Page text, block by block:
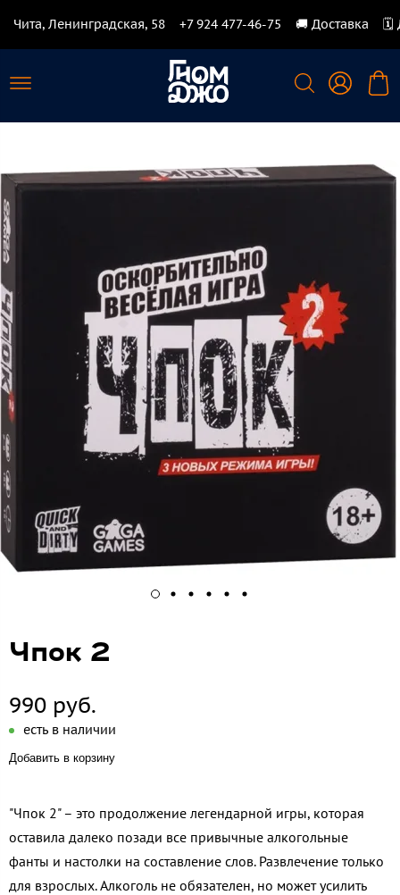
Чита, Ленинградская, 58 +7 924 477-46-75 🚚 Доставка 🗓️
Чпок 2
990 руб.
есть в наличии
Добавить в корзину
"Чпок 2" – это продолжение легендарной игры, которая
оставила далеко позади все привычные алкогольные
фанты и настолки на составление слов. Развлечение только
для взрослых. Алкоголь не обязателен, но может усилить